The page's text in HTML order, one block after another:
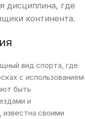
дисциплина, где
континента.
вид спорта, где
с использованием
быть
и
своими